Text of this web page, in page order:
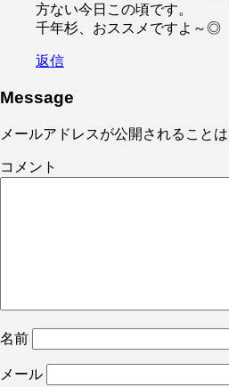
方ない今日この頃です。
千年杉、おススメですよ～◎
返信
Message
メールアドレスが公開されることは
コメント
名前
メール